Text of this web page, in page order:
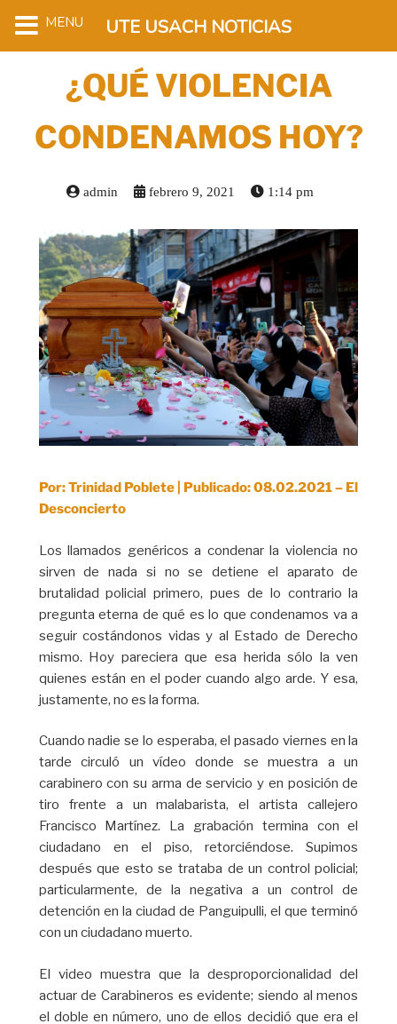
¿QUÉ VIOLENCIA
CONDENAMOS HOY?
admin febrero 9, 2021 1:14 pm
Por: Trinidad Poblete | Publicado: 08.02.2021 – El
Desconcierto
Los llamados genéricos a condenar la violencia no
sirven de nada si no se detiene el aparato de
brutalidad policial primero, pues de lo contrario la
pregunta eterna de qué es lo que condenamos va a
seguir costándonos vidas y al Estado de Derecho
mismo. Hoy pareciera que esa herida sólo la ven
quienes están en el poder cuando algo arde. Y esa,
justamente, no es la forma.
Cuando nadie se lo esperaba, el pasado viernes en la
tarde circuló un vídeo donde se muestra a un
carabinero con su arma de servicio y en posición de
tiro frente a un malabarista, el artista callejero
Francisco Martínez. La grabación termina con el
ciudadano en el piso, retorciéndose. Supimos
después que esto se trataba de un control policial;
particularmente, de la negativa a un control de
detención en la ciudad de Panguipulli, el que terminó
con un ciudadano muerto.
El video muestra que la desproporcionalidad del
actuar de Carabineros es evidente; siendo al menos
el doble en número, uno de ellos decidió que era el
MENU UTE USACH NOTICIAS